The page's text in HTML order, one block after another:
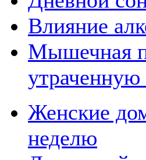
Влияние
Мышечная
Женские
неделю